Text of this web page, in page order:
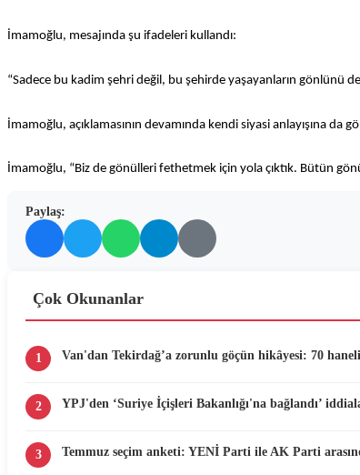
İmamoğlu, mesajında şu ifadeleri kullandı:
“Sadece bu kadim şehri değil, bu şehirde yaşayanların gönlünü
İmamoğlu, açıklamasının devamında kendi siyasi anlayışına
İmamoğlu, “Biz de gönülleri fethetmek için yola çıktık. Bütün
Paylaş:
Çok Okunanlar
1 Van'dan Tekirdağ’a zorunlu göçün hikâyesi: 70
2 YPJ'den ‘Suriye İçişleri Bakanlığı'na bağlandı’
3 Temmuz seçim anketi: YENİ Parti ile AK Parti